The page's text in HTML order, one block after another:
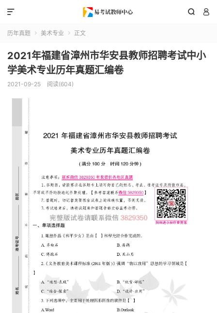
 

历年真题  美术专业  正文
2021年福建省漳州市华安县教师招聘考试中小
学美术专业历年真题汇编卷
2021-09-25 阅读(604)